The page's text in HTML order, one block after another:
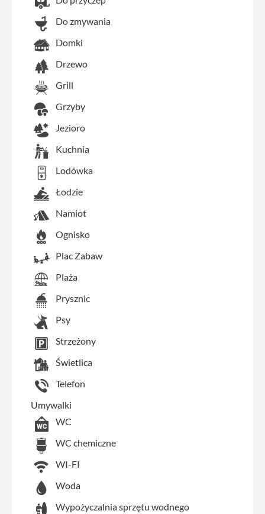
Do zmywania
Domki
Drzewo
Grill
Grzyby
Jezioro
Kuchnia
Lodówka
Łodzie
Namiot
Ognisko
Plac Zabaw
Plaża
Prysznic
Psy
Strzeżony
Świetlica
Telefon
Umywalki
WC
WC chemiczne
WI-FI
Woda
Wypożyczalnia sprzętu wodnego